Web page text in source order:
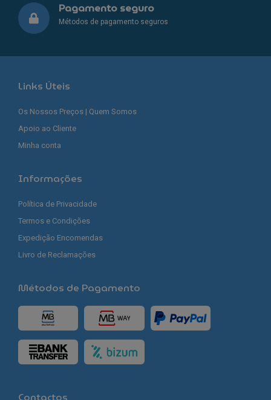
Pagamento seguro
Métodos de pagamento seguros
Links Úteis
Os Nossos Preços | Quem Somos
Apoio ao Cliente
Minha conta
Informações
Política de Privacidade
Termos e Condições
Expedição Encomendas
Livro de Reclamações
Métodos de Pagamento